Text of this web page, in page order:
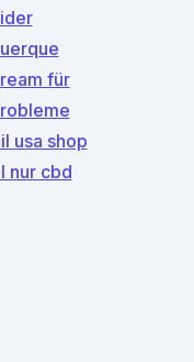
für
usa shop
nur cbd